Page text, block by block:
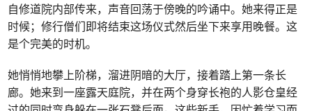
自修道院内部传来，声音回荡于傍晚的吟诵中。她来得正是
时候；修行僧们即将结束这场仪式然后坐下来享用晚餐。这
是个完美的时机。
她悄悄地攀上阶梯，溜进阴暗的大厅，接着踏上第一条长
廊。她来到一座露天庭院，并在两个身穿长袍的人影仓皇经